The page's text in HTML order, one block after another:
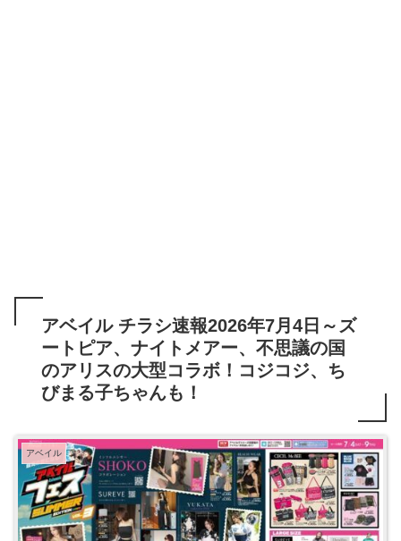
アベイル チラシ速報2026年7月4日～ズ
ートピア、ナイトメアー、不思議の国
のアリスの大型コラボ！コジコジ、ち
びまる子ちゃんも！
アベイル